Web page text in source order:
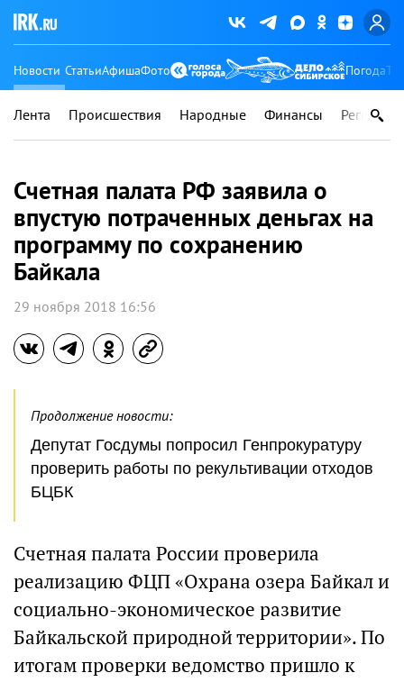
Новости СтатьиАфишаФото Погода
Лента Происшествия Народные Финансы Регионы
Счетная палата РФ заявила о
впустую потраченных деньгах на
программу по сохранению
Байкала
29 ноября 2018 16:56
Продолжение новости:
Депутат Госдумы попросил Генпрокуратуру
проверить работы по рекультивации отходов
БЦБК
Счетная палата России проверила
реализацию ФЦП «Охрана озера Байкал и
социально-экономическое развитие
Байкальской природной территории». По
итогам проверки ведомство пришло к